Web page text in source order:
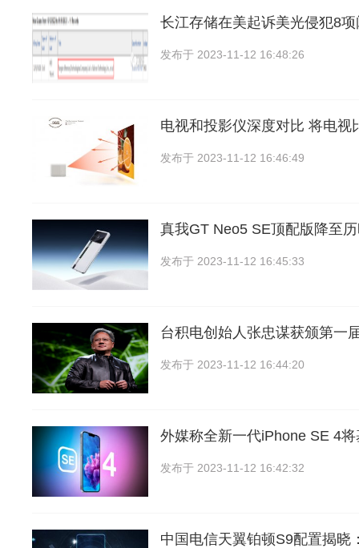
长江存储在美起诉美光侵犯8
发布于 2023-11-12 16:48:26
电视和投影仪深度对比 将电视
发布于 2023-11-12 16:46:49
真我GT Neo5 SE顶配版降至
发布于 2023-11-12 16:45:33
台积电创始人张忠谋获颁第一
发布于 2023-11-12 16:44:20
外媒称全新一代iPhone SE 4
发布于 2023-11-12 16:42:32
中国电信天翼铂顿S9配置揭晓